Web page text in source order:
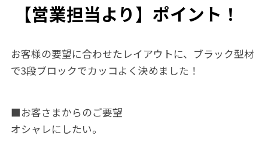
【営業担当より】ポイント！
お客様の要望に合わせたレイアウトに、ブラック型材
で3段ブロックでカッコよく決めました！
■お客さまからのご要望
オシャレにしたい。